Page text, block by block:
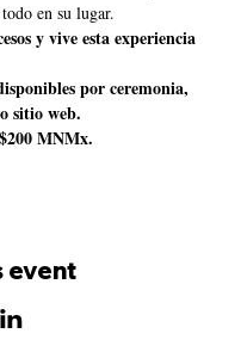
en su lugar.
y vive esta experiencia
por ceremonia,
sitio web.
MNMx.
event